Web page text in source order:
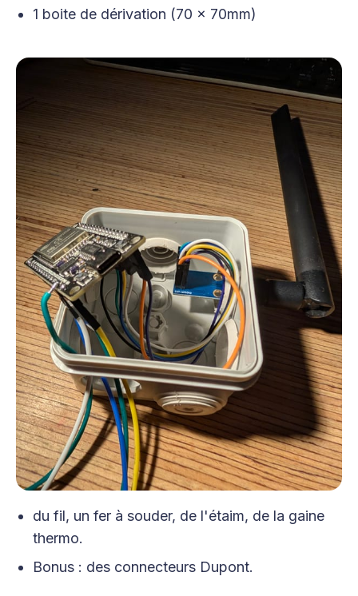
1 boite de dérivation (70 x 70mm)
du fil, un fer à souder, de l'étaim, de la gaine
thermo.
Bonus : des connecteurs Dupont.